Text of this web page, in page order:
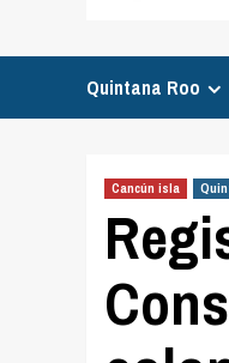
Quintana Roo
Cancún isla